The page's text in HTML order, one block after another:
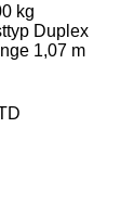
kg
Duplex
1,07 m